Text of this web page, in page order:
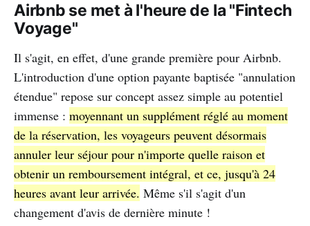
Airbnb se met à l'heure de la "Fintech
Voyage"
Il s'agit, en effet, d'une grande première pour Airbnb.
L'introduction d'une option payante baptisée "annulation
étendue" repose sur concept assez simple au potentiel
immense : moyennant un supplément réglé au moment
de la réservation, les voyageurs peuvent désormais
annuler leur séjour pour n'importe quelle raison et
obtenir un remboursement intégral, et ce, jusqu'à 24
heures avant leur arrivée. Même s'il s'agit d'un
changement d'avis de dernière minute !